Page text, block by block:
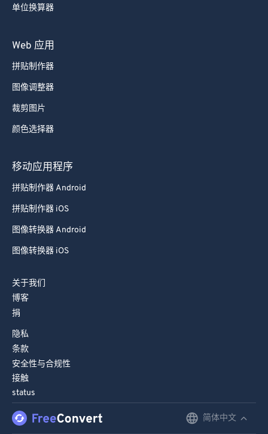
单位换算器
Web 应用
拼贴制作器
图像调整器
裁剪图片
颜色选择器
移动应用程序
拼贴制作器 Android
拼贴制作器 iOS
图像转换器 Android
图像转换器 iOS
关于我们
博客
捐
隐私
条款
安全性与合规性
接触
status
简体中文